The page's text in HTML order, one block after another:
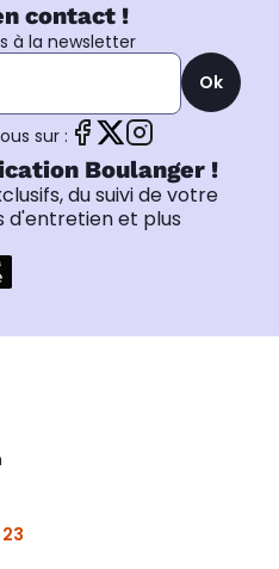
contact !
à la newsletter
Ok
sur :
Boulanger !
du suivi de votre
d'entretien et plus